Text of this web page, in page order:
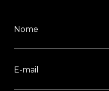
Nome
E-mail